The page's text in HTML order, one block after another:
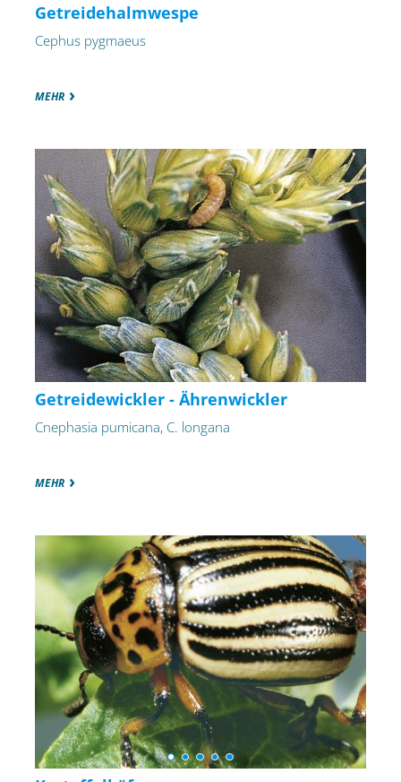
Getreidehalmwespe
Cephus pygmaeus
MEHR
Getreidewickler - Ährenwickler
Cnephasia pumicana, C. longana
MEHR